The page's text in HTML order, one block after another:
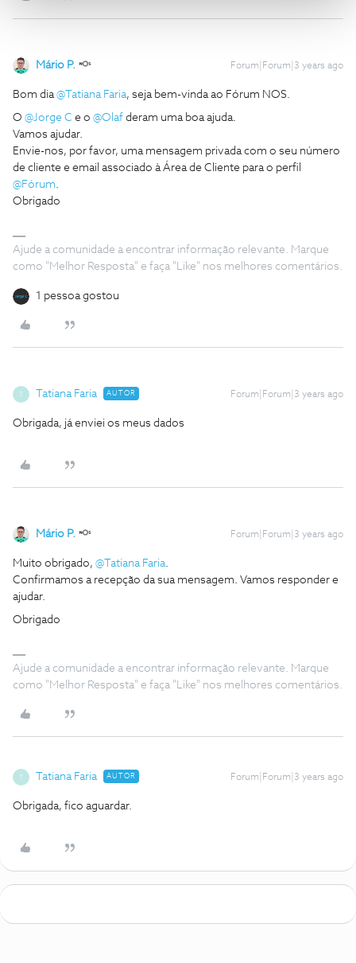
Mário P. Forum|Forum|3 years ago
Bom dia@Tatiana Faria, seja bem-vinda ao Fórum NOS.
O @Jorge C e o @Olaf deram uma boa ajuda.
Vamos ajudar.
Envie-nos, por favor, uma mensagem privada com o seu número
de cliente e email associado à Área de Cliente para o perfil
@Fórum.
Obrigado
Ajude a comunidade a encontrar informação relevante. Marque
como "Melhor Resposta" e faça "Like" nos melhores comentários.
1 pessoa gostou
T Tatiana Faria AUTOR Forum|Forum|3 years ago
Obrigada, já enviei os meus dados
Mário P. Forum|Forum|3 years ago
Muito obrigado, @Tatiana Faria.
Confirmamos a recepção da sua mensagem. Vamos responder e
ajudar.
Obrigado
Ajude a comunidade a encontrar informação relevante. Marque
como "Melhor Resposta" e faça "Like" nos melhores comentários.
T Tatiana Faria AUTOR Forum|Forum|3 years ago
Obrigada, fico aguardar.